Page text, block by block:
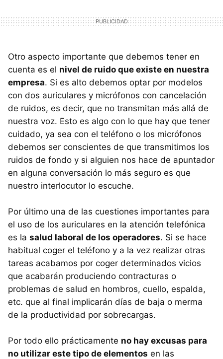
Otro aspecto importante que debemos tener en
cuenta es el nivel de ruido que existe en nuestra
empresa. Si es alto debemos optar por modelos
con dos auriculares y micrófonos con cancelación
de ruidos, es decir, que no transmitan más allá de
nuestra voz. Esto es algo con lo que hay que tener
cuidado, ya sea con el teléfono o los micrófonos
debemos ser conscientes de que transmitimos los
ruidos de fondo y si alguien nos hace de apuntador
en alguna conversación lo más seguro es que
nuestro interlocutor lo escuche.
Por último una de las cuestiones importantes para
el uso de los auriculares en la atención telefónica
es la salud laboral de los operadores. Si se hace
habitual coger el teléfono y a la vez realizar otras
tareas acabamos por coger determinados vicios
que acabarán produciendo contracturas o
problemas de salud en hombros, cuello, espalda,
etc. que al final implicarán días de baja o merma
de la productividad por sobrecargas.
Por todo ello prácticamente no hay excusas para
no utilizar este tipo de elementos en las